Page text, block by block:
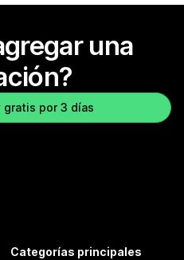
una
gratis por 3 días
Categorías principales